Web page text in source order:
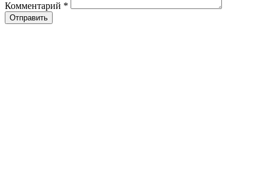
Комментарий *
Отправить